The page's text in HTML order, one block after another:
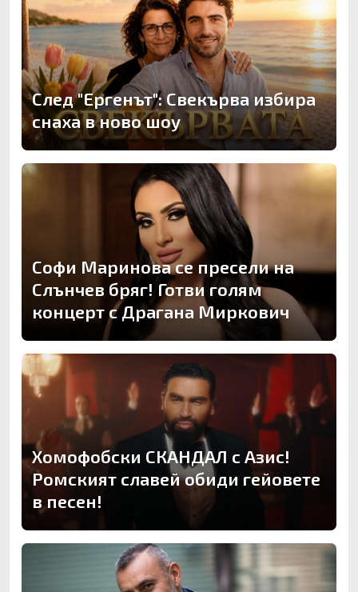
След "Ергенът": Свекърва избира
снаха в ново шоу
Софи Маринова се пресели на
Слънчев бряг! Готви голям
концерт с Драгана Миркович
Хомофобски СКАНДАЛ с Азис!
Ромският славей обиди гейовете
в песен!